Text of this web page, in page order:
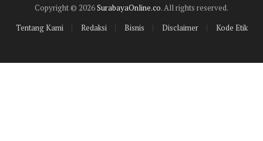
Copyright © 2026SurabayaOnline.co. All rights reserved.
Tentang Kami
Redaksi Bisnis Disclaimer Kode Etik